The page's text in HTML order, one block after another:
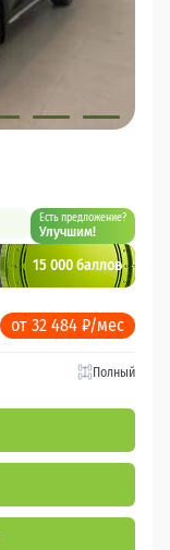
Есть предложение?
Улучшим!
15 000 баллов
от 32 484 ₽/мес
Полный